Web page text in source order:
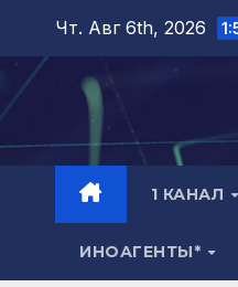
Перейти
содержимому
Чт. Авг 6th, 2026
1 КАНАЛ
ИНОАГЕНТЫ*